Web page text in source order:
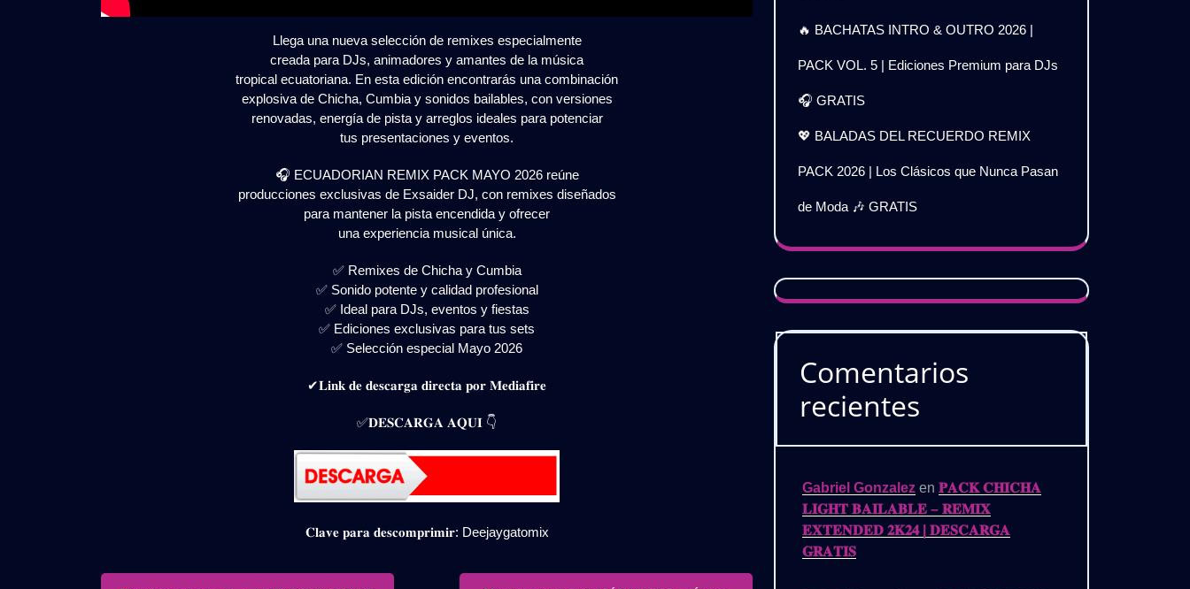
Llega una nueva selección de remixes especialmente
creada para DJs, animadores y amantes de la música
tropical ecuatoriana. En esta edición encontrarás una combinación
explosiva de Chicha, Cumbia y sonidos bailables, con versiones
renovadas, energía de pista y arreglos ideales para potenciar
tus presentaciones y eventos.
🎧 ECUADORIAN REMIX PACK MAYO 2026 reúne
producciones exclusivas de Exsaider DJ, con remixes diseñados
para mantener la pista encendida y ofrecer
una experiencia musical única.
✅ Remixes de Chicha y Cumbia
✅ Sonido potente y calidad profesional
✅ Ideal para DJs, eventos y fiestas
✅ Ediciones exclusivas para tus sets
✅ Selección especial Mayo 2026
✔𝐋𝐢𝐧𝐤 𝐝𝐞 𝐝𝐞𝐬𝐜𝐚𝐫𝐠𝐚 𝐝𝐢𝐫𝐞𝐜𝐭𝐚 𝐩𝐨𝐫 𝐌𝐞𝐝𝐢𝐚𝐟𝐢𝐫𝐞
✅𝐃𝐄𝐒𝐂𝐀𝐑𝐆𝐀 𝐀𝐐𝐔𝐈 👇
𝐂𝐥𝐚𝐯𝐞 𝐩𝐚𝐫𝐚 𝐝𝐞𝐬𝐜𝐨𝐦𝐩𝐫𝐢𝐦𝐢𝐫: Deejaygatomix
Navegación
🔥 BACHATAS INTRO & OUTRO 2026 |
PACK VOL. 5 | Ediciones Premium para DJs
🎧 GRATIS
💖 BALADAS DEL RECUERDO REMIX
PACK 2026 | Los Clásicos que Nunca Pasan
de Moda 🎶 GRATIS
Comentarios
recientes
Gabriel Gonzalez en 𝐏𝐀𝐂𝐊 𝐂𝐇𝐈𝐂𝐇𝐀
𝐋𝐈𝐆𝐇𝐓 𝐁𝐀𝐈𝐋𝐀𝐁𝐋𝐄 – 𝐑𝐄𝐌𝐈𝐗
𝐄𝐗𝐓𝐄𝐍𝐃𝐄𝐃 𝟐𝐊𝟐𝟒 | 𝐃𝐄𝐒𝐂𝐀𝐑𝐆𝐀
𝐆𝐑𝐀𝐓𝐈𝐒